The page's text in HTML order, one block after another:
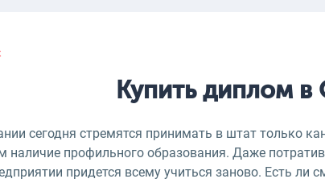
Купить диплом в
сегодня стремятся принимать в штат только
профильного образования. Даже потратив
придется всему учиться заново. Есть ли